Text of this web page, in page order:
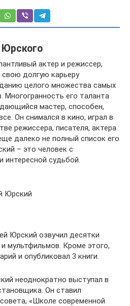
Юрского
актер и режиссер,
свою долгую карьеру
целого множества самых
его таланта
мастер, способен,
Он снимался в кино, играл в
режиссера, писателя, актера
далеко не полный список его
– это человек с
судьбой.
Юрский
Юрский озвучил десятки
мультфильмов. Кроме этого,
и опубликовал 3 книги.
неоднократно выступал в
Он ставил
«Школе современной